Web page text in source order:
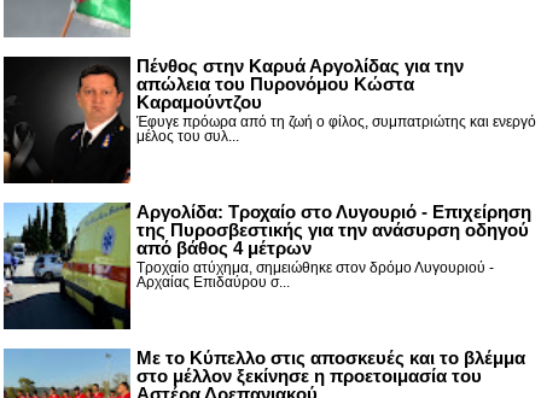
Πένθος στην Καρυά Αργολίδας για την
απώλεια του Πυρονόμου Κώστα
Καραμούντζου
Έφυγε πρόωρα από τη ζωή ο φίλος, συμπατριώτης και ενεργό
μέλος του συλ...
Αργολίδα: Τροχαίο στο Λυγουριό - Επιχείρηση
της Πυροσβεστικής για την ανάσυρση οδηγού
από βάθος 4 μέτρων
Τροχαίο ατύχημα, σημειώθηκε στον δρόμο Λυγουριού -
Αρχαίας Επιδαύρου σ...
Με το Κύπελλο στις αποσκευές και το βλέμμα
στο μέλλον ξεκίνησε η προετοιμασία του
Αστέρα Δρεπανιακού